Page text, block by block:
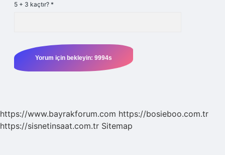
5 + 3 kaçtır? *
https://www.bayrakforum.com https://bosieboo.com.tr
https://sisnetinsaat.com.tr Sitemap